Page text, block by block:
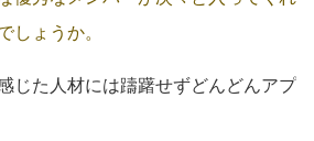
しょうか。
じた人材には躊躇せずどんどんアプ